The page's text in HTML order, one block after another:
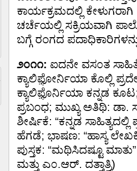
ಕಾರ್ಯಕ್ರಮದಲ್ಲಿ ಕೇಳುಗರಾಗಿ
ಚರ್ಚೆಯಲ್ಲಿ ಸಕ್ರಿಯವಾಗಿ
ಬಗ್ಗೆ ರಂಗದ
೨೦೧೧: ಐದನೇ ವಸ೦ತ
ಕ್ಯಾಲಿಫ಼ೋರ್ನಿಯಾ ಕೊಲ್ಲಿ
ಕ್ಯಾಲಿಫ಼ೊರ್ನಿಯಾ ಕನ್ನಡ
ಪ್ರಬಂಧ; ಮುಖ್ಯ ಅತಿಥಿ: ಡಾ.
ಶೀರ್ಷಿಕೆ: “ಕನ್ನಡ
ಹೆಗಡೆ; ಭಾಷಣ: “ಹಾಸ್ಯ
ಪುಸ್ತಕ: “ಮಥಿಸಿದಷ್ಟೂ
ಮತ್ತು ಎ೦.ಆರ್. ದತ್ತಾತ್ರಿ)